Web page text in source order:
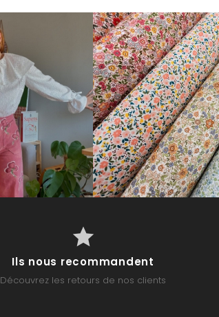
Ils nous recommandent
Découvrez les retours de nos clients